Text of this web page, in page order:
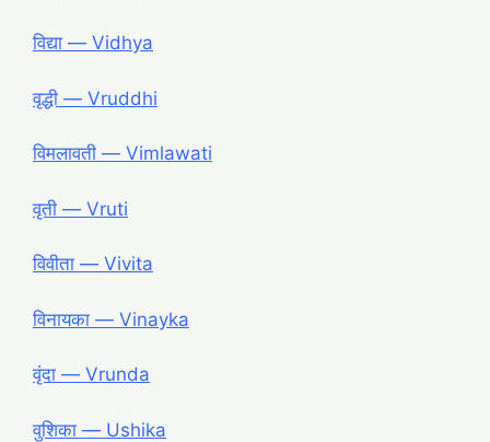
विद्या ― Vidhya
वृद्धी ― Vruddhi
विमलावती ― Vimlawati
वृती ― Vruti
विवीता ― Vivita
विनायका ― Vinayka
वृंदा ― Vrunda
वुशिका ― Ushika